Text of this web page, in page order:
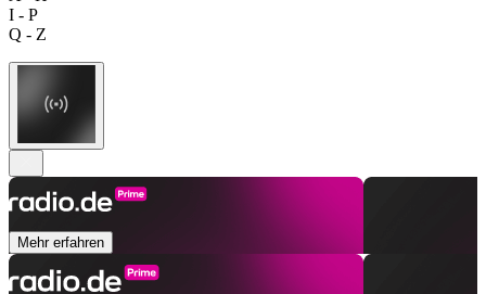
I - P
Q - Z
Mehr erfahren